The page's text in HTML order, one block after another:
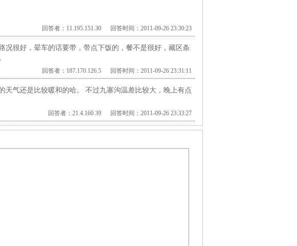
回答者：11.195.151.30 回答时间：2011-09-26 23:30:23
况很好，晕车的话要带，带点下饭的，餐不是很好，藏区条
回答者：187.170.126.5 回答时间：2011-09-26 23:31:11
天气还是比较暖和的哈。 不过九寨沟温差比较大，晚上有点
回答者：21.4.160.39 回答时间：2011-09-26 23:33:27